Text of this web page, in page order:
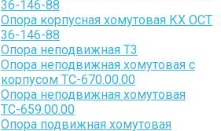
36-146-88
Опора корпусная хомутовая КХ ОСТ
36-146-88
Опора неподвижная Т3
Опора неподвижная хомутовая с
корпусом ТС-670.00.00
Опора неподвижная хомутовая
ТС-659.00.00
Опора подвижная хомутовая